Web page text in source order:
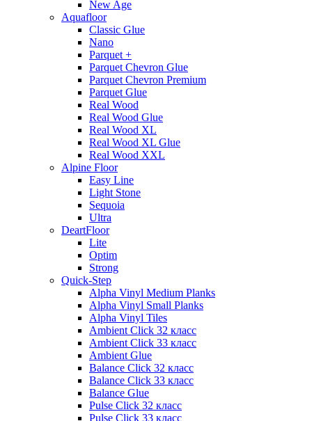
New Age
Aquafloor
Classic Glue
Nano
Parquet +
Parquet Chevron Glue
Parquet Chevron Premium
Parquet Glue
Real Wood
Real Wood Glue
Real Wood XL
Real Wood XL Glue
Real Wood XXL
Alpine Floor
Easy Line
Light Stone
Sequoia
Ultra
DeartFloor
Lite
Optim
Strong
Quick-Step
Alpha Vinyl Medium Planks
Alpha Vinyl Small Planks
Alpha Vinyl Tiles
Ambient Click 32 класс
Ambient Click 33 класс
Ambient Glue
Balance Click 32 класс
Balance Click 33 класс
Balance Glue
Pulse Click 32 класс
Pulse Click 33 класс